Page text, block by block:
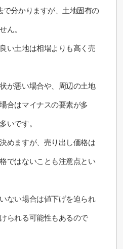
で分かりますが、土地固有の
ん。
い土地は相場よりも高く売
が悪い場合や、周辺の土地
合はマイナスの要素が多
いです。
めますが、売り出し価格は
ではないことも注意点とい
ない場合は値下げを迫られ
られる可能性もあるので